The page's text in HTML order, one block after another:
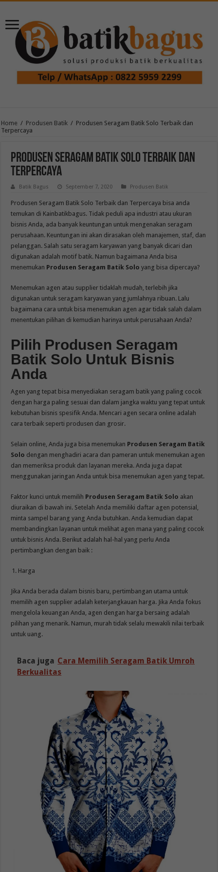
Home / Produsen Batik / Produsen Seragam Batik Solo Terbaik dan
Terpercaya
Produsen Seragam Batik Solo Terbaik dan
Terpercaya
Batik Bagus September 7, 2020 Produsen Batik
Produsen Seragam Batik Solo Terbaik dan Terpercaya bisa anda
temukan di Kainbatikbagus. Tidak peduli apa industri atau ukuran
bisnis Anda, ada banyak keuntungan untuk mengenakan seragam
perusahaan. Keuntungan ini akan dirasakan oleh manajemen, staf, dan
pelanggan. Salah satu seragam karyawan yang banyak dicari dan
digunakan adalah motif batik. Namun bagaimana Anda bisa
menemukan Produsen Seragam Batik Soloyang bisa dipercaya?
Menemukan agen atau supplier tidaklah mudah, terlebih jika
digunakan untuk seragam karyawan yang jumlahnya ribuan. Lalu
bagaimana cara untuk bisa menemukan agen agar tidak salah dalam
menentukan pilihan di kemudian harinya untuk perusahaan Anda?
Pilih Produsen Seragam
Batik Solo Untuk Bisnis
Anda
Agen yang tepat bisa menyediakan seragam batik yang paling cocok
dengan harga paling sesuai dan dalam jangka waktu yang tepat untuk
kebutuhan bisnis spesifik Anda. Mencari agen secara online adalah
cara terbaik seperti produsen dan grosir.
Selain online, Anda juga bisa menemukan Produsen Seragam Batik
Solo dengan menghadiri acara dan pameran untuk menemukan agen
dan memeriksa produk dan layanan mereka. Anda juga dapat
menggunakan jaringan Anda untuk bisa menemukan agen yang tepat.
Faktor kunci untuk memilih Produsen Seragam Batik Solo akan
diuraikan di bawah ini. Setelah Anda memiliki daftar agen potensial,
minta sampel barang yang Anda butuhkan. Anda kemudian dapat
membandingkan layanan untuk melihat agen mana yang paling cocok
untuk bisnis Anda. Berikut adalah hal-hal yang perlu Anda
pertimbangkan dengan baik :
Harga
Jika Anda berada dalam bisnis baru, pertimbangan utama untuk
memilih agen supplier adalah keterjangkauan harga. Jika Anda fokus
mengelola keuangan Anda, agen dengan harga bersaing adalah
pilihan yang menarik. Namun, murah tidak selalu mewakili nilai terbaik
untuk uang.
Baca juga Cara Memilih Seragam Batik Umroh
Berkualitas